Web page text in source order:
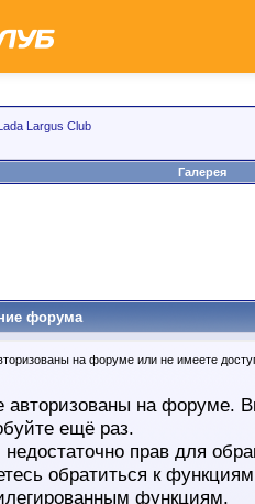
Largus Club
Галерея
форума
на форуме или не имеете
авторизованы на форуме.
ещё раз.
недостаточно прав для
обратиться к
функциям.